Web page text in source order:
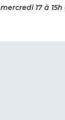
mercredi 17 à